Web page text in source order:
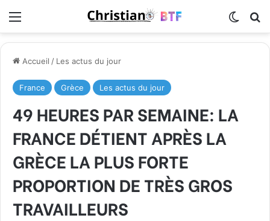
Menu
Accueil / Les actus du jour
France Grèce Les actus du jour
49 HEURES PAR SEMAINE: LA
FRANCE DÉTIENT APRÈS LA
GRÈCE LA PLUS FORTE
PROPORTION DE TRÈS GROS
TRAVAILLEURS